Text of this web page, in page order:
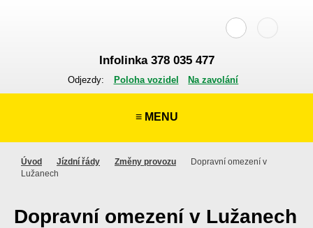
Infolinka 378 035 477
Odjezdy: Poloha vozidel Na zavolání
≡ MENU
Úvod Jízdní řády Změny provozu
Dopravní omezení v
Lužanech
Dopravní omezení v Lužanech